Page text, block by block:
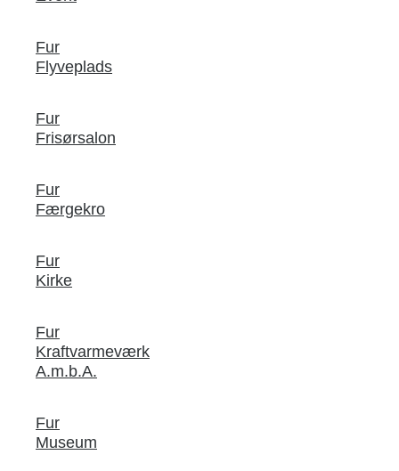
Fur
Flyveplads
Fur
Frisørsalon
Fur
Færgekro
Fur
Kirke
Fur
Kraftvarmeværk
A.m.b.A.
Fur
Museum